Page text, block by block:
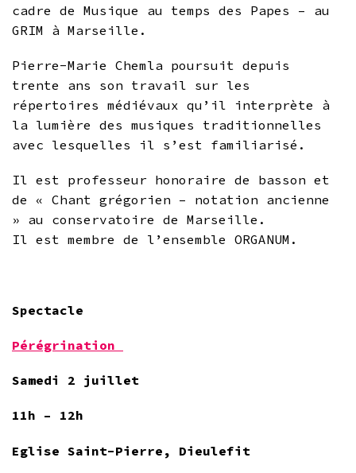
cadre de Musique au temps des Papes – au
GRIM à Marseille.
Pierre-Marie Chemla poursuit depuis
trente ans son travail sur les
répertoires médiévaux qu’il interprète à
la lumière des musiques traditionnelles
avec lesquelles il s’est familiarisé.
Il est professeur honoraire de basson et
de « Chant grégorien – notation ancienne
» au conservatoire de Marseille.
Il est membre de l’ensemble ORGANUM.
Spectacle
Pérégrination
Samedi 2 juillet
11h – 12h
Eglise Saint-Pierre, Dieulefit